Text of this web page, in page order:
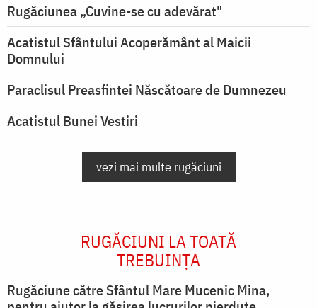
Rugăciunea „Cuvine-se cu adevărat"
Acatistul Sfântului Acoperământ al Maicii
Domnului
Paraclisul Preasfintei Născătoare de Dumnezeu
Acatistul Bunei Vestiri
vezi mai multe rugăciuni
RUGĂCIUNI LA TOATĂ
TREBUINȚA
Rugăciune către Sfântul Mare Mucenic Mina,